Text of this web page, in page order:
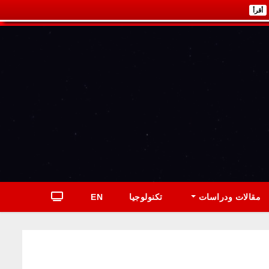
أقرأ
مقالات ودراسات تكنولوجيا EN